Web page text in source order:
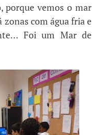
porque vemos o mar
com água fria e
Foi um Mar de